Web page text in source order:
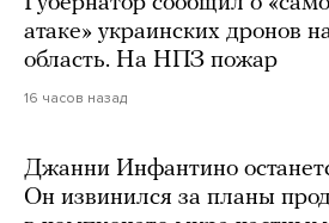
атаке» украинских дронов
область. На НПЗ пожар
16 часов назад
Джанни Инфантино
Он извинился за планы